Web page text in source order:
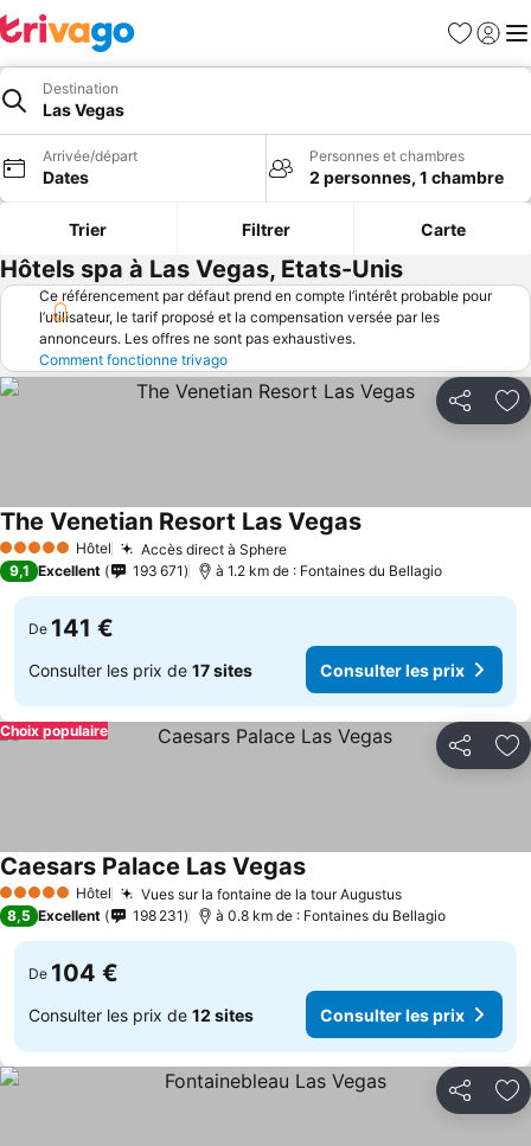
Favoris
Se
Destination
Las Vegas
Arrivée/départ
Dates
Personnes et chambres
2 personnes, 1 chambre
Trier Filtrer Carte
Hôtels spa à Las Vegas, Etats-Unis
Ce référencement par défaut prend en compte l’intérêt probable pour
l’utilisateur, le tarif proposé et la compensation versée par les
annonceurs. Les offres ne sont pas exhaustives.
Comment fonctionne trivago
Partager
5 Étoiles Hôtel Accès direct à Sphere
The Venetian Resort Las Vegas
9,1 Excellent 193 671 à 1.2 km de : Fontaines du Bellagio
De 141 €
Consulter les prix de 17 sites Consulter les prix
Partager
Choix populaire
5 Étoiles Hôtel Vues sur la fontaine de la tour Augustus
Caesars Palace Las Vegas
8,5 Excellent 198 231 à 0.8 km de : Fontaines du Bellagio
De 104 €
Consulter les prix de 12 sites Consulter les prix
Partager